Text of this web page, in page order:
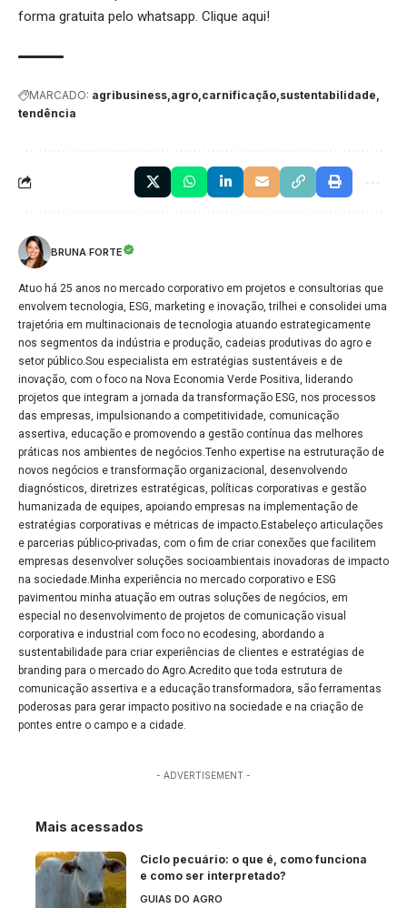
forma gratuita pelo whatsapp. Clique aqui!
MARCADO: agribusiness agro carnificação sustentabilidade
tendência
BRUNA FORTE
Atuo há 25 anos no mercado corporativo em projetos e consultorias que
envolvem tecnologia, ESG, marketing e inovação, trilhei e consolidei uma
trajetória em multinacionais de tecnologia atuando estrategicamente
nos segmentos da indústria e produção, cadeias produtivas do agro e
setor público.Sou especialista em estratégias sustentáveis e de
inovação, com o foco na Nova Economia Verde Positiva, liderando
projetos que integram a jornada da transformação ESG, nos processos
das empresas, impulsionando a competitividade, comunicação
assertiva, educação e promovendo a gestão contínua das melhores
práticas nos ambientes de negócios.Tenho expertise na estruturação de
novos negócios e transformação organizacional, desenvolvendo
diagnósticos, diretrizes estratégicas, políticas corporativas e gestão
humanizada de equipes, apoiando empresas na implementação de
estratégias corporativas e métricas de impacto.Estabeleço articulações
e parcerias público-privadas, com o fim de criar conexões que facilitem
empresas desenvolver soluções socioambientais inovadoras de impacto
na sociedade.Minha experiência no mercado corporativo e ESG
pavimentou minha atuação em outras soluções de negócios, em
especial no desenvolvimento de projetos de comunicação visual
corporativa e industrial com foco no ecodesing, abordando a
sustentabilidade para criar experiências de clientes e estratégias de
branding para o mercado do Agro.Acredito que toda estrutura de
comunicação assertiva e a educação transformadora, são ferramentas
poderosas para gerar impacto positivo na sociedade e na criação de
pontes entre o campo e a cidade.
- ADVERTISEMENT -
Mais acessados
Ciclo pecuário: o que é, como funciona
e como ser interpretado?
GUIAS DO AGRO